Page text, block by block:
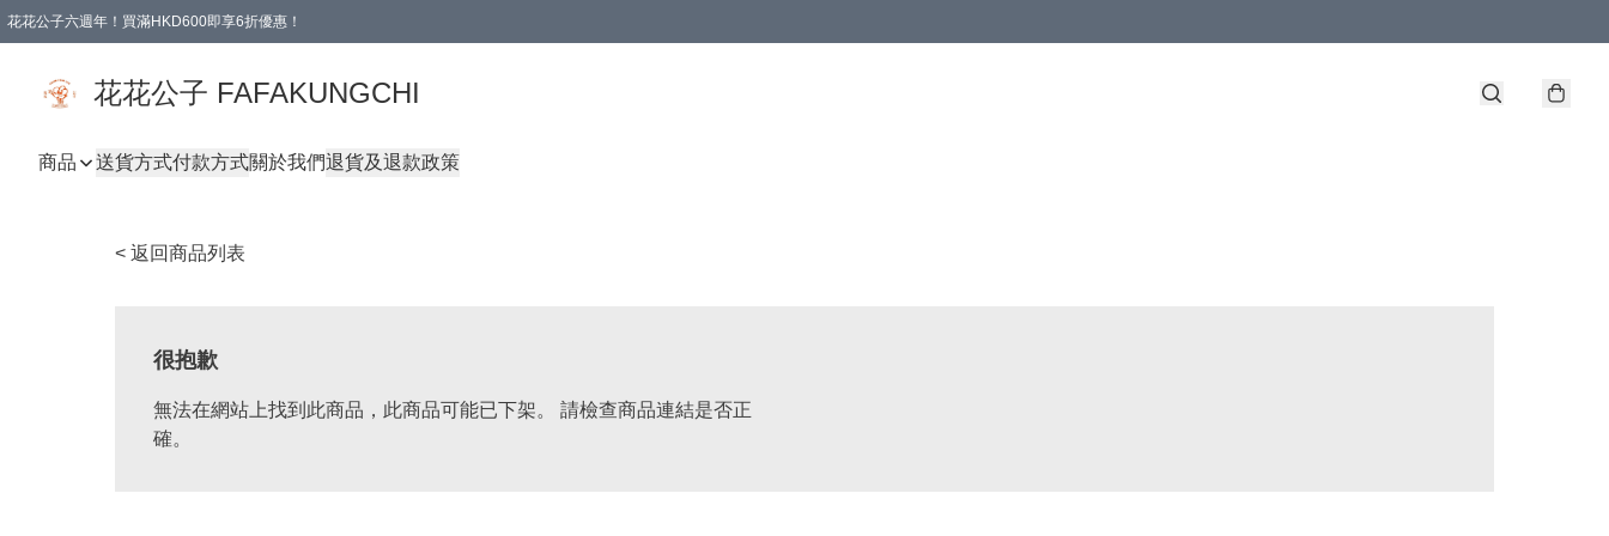
花花公子六週年！買滿HKD600即享6折優惠！
花花公子 FAFAKUNGCHI
商品 送貨方式付款方式關於我們退貨及退款政策
< 返回商品列表
很抱歉
無法在網站上找到此商品，此商品可能已下架。 請檢查商品連結是否正
確。